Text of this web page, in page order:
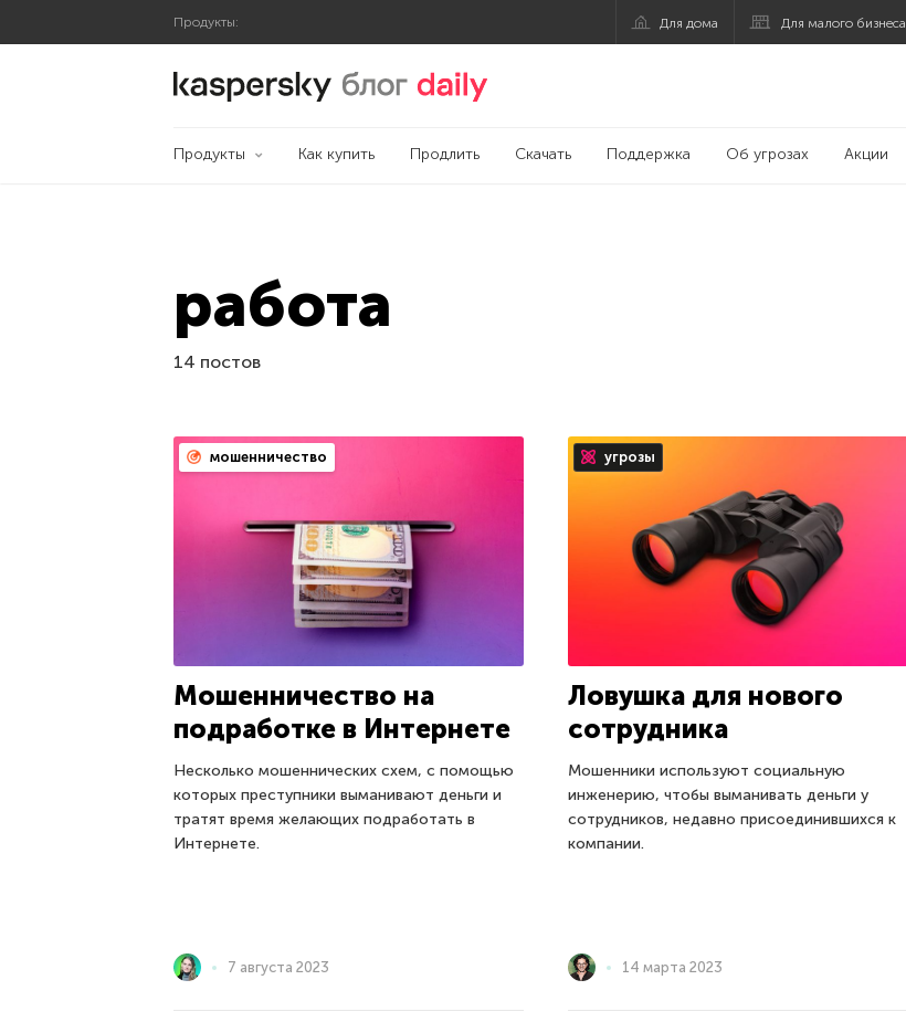
Продукты: Для дома Для малого бизнеса
Блог Касперского
Продукты Как купить Продлить Скачать Поддержка Об угрозах Акции
работа
14 постов
мошенничество
Мошенничество на
подработке в Интернете
Несколько мошеннических схем, с помощью
которых преступники выманивают деньги и
тратят время желающих подработать в
Интернете.
7 августа 2023
угрозы
Ловушка для нового
сотрудника
Мошенники используют социальную
инженерию, чтобы выманивать деньги у
сотрудников, недавно присоединившихся к
компании.
14 марта 2023